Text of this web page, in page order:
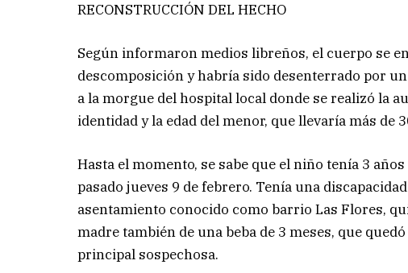
RECONSTRUCCIÓN DEL HECHO
Según informaron medios libreños, el cuerpo se
descomposición y habría sido desenterrado por
a la morgue del hospital local donde se realizó la
identidad y la edad del menor, que llevaría más de
Hasta el momento, se sabe que el niño tenía 3
pasado jueves 9 de febrero. Tenía una
asentamiento conocido como barrio Las Flores,
madre también de una beba de 3 meses, que
principal sospechosa.